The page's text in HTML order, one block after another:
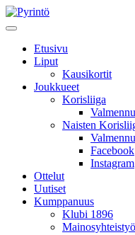
Etusivu
Liput
Kausikortit
Joukkueet
Korisliiga
Naisten
Facebook
Instagram
Ottelut
Uutiset
Kumppanuus
Klubi 1896